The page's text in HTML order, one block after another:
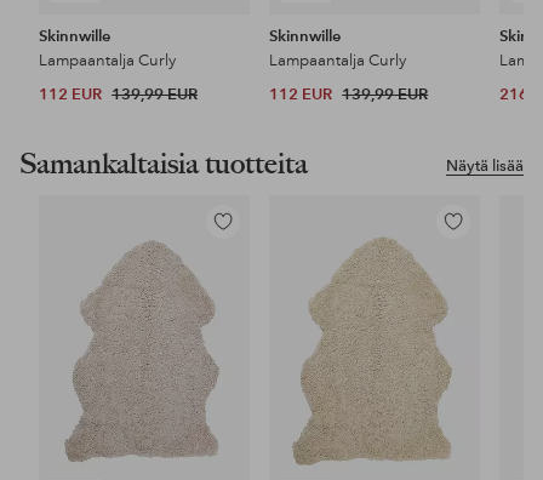
Skinnwille
Lampaantalja Curly
112 EUR 139,99 EUR
Skinnwille
Lampaantalja Curly
112 EUR 139,99 EUR
216
Näytä lisää
Samankaltaisia tuotteita
Lisää
Lisää